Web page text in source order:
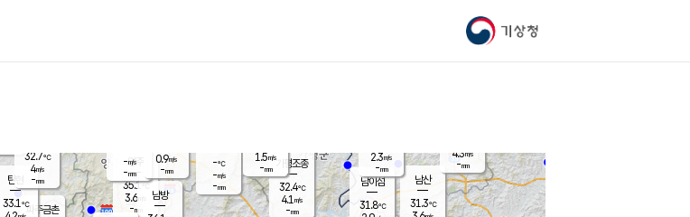
기상청
남이섬
31.8℃
양주
35.1℃
3.6
-mm
남산
31.3℃
2.3m/s
-mm
파주금촌
가평조종
32.4℃
4.1 m/s
-mm
-℃
-m/s
-mm
탄현
33.1℃
1.5m/s
-mm
남방
-m/s
-mm
4.3m/s
-mm
32.7℃
4m/s
-mm
0.9m/s
-mm